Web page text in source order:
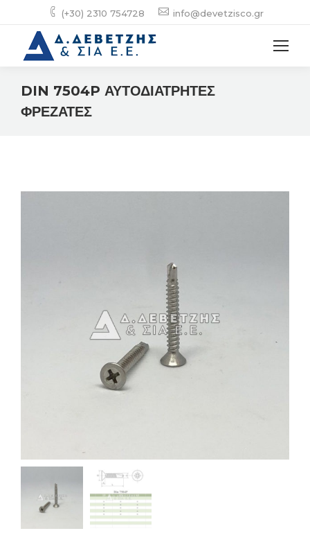
(+30) 2310 754728 info@devetzisco.gr
DIN 7504P ΑΥΤΟΔΙΑΤΡΗΤΕΣ
ΦΡΕΖΑΤΕΣ